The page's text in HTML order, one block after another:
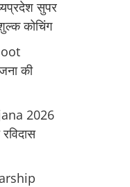
सुपर
कोचिंग
की
2026